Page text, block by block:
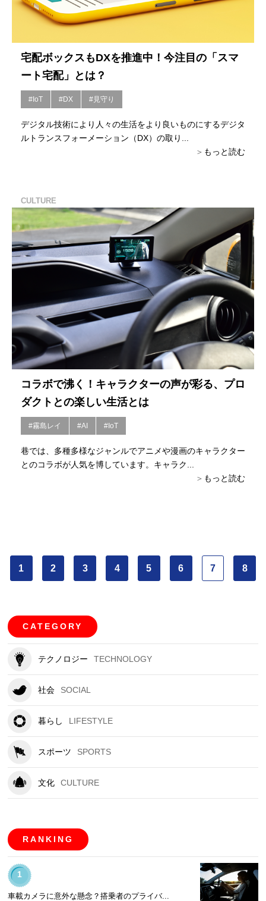
宅配ボックスもDXを推進中！今注目の「スマ
ート宅配」とは？
#IoT #DX #見守り
デジタル技術により人々の生活をより良いものにするデジタ
ルトランスフォーメーション（DX）の取り...
もっと読む
CULTURE
コラボで沸く！キャラクターの声が彩る、プロ
ダクトとの楽しい生活とは
#霧島レイ #AI #IoT
巷では、多種多様なジャンルでアニメや漫画のキャラクター
とのコラボが人気を博しています。キャラク...
もっと読む
1 2 3 4 5 6 7 8
CATEGORY
テクノロジー TECHNOLOGY
社会 SOCIAL
暮らし LIFESTYLE
スポーツ SPORTS
文化 CULTURE
RANKING
1
車載カメラに意外な懸念？搭乗者のプライバ...